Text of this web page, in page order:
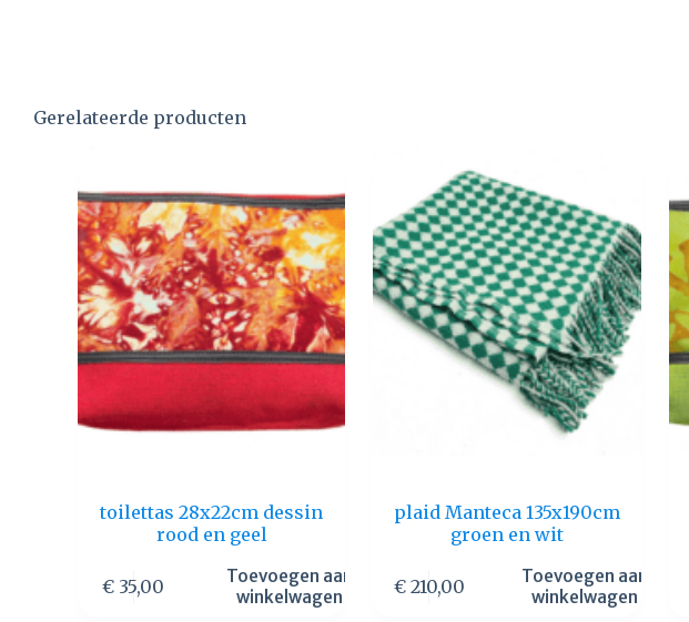
Gerelateerde producten
toilettas 28x22cm dessin
rood en geel
€ 35,00
Toevoegen aan
winkelwagen
plaid Manteca 135x190cm
groen en wit
€210,00
Toevoegen aan
winkelwagen